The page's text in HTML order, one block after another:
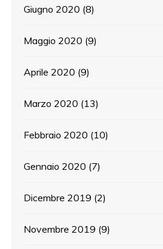
Giugno 2020 (8)
Maggio 2020 (9)
Aprile 2020 (9)
Marzo 2020 (13)
Febbraio 2020 (10)
Gennaio 2020 (7)
Dicembre 2019 (2)
Novembre 2019 (9)